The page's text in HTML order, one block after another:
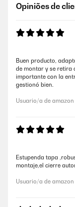
Opiniões de
Buen producto,
de montar y se retira
importante con la
gestionó bien.
Usuario/a de amazon
Estupenda tapa
montaje,el cierre
Usuario/a de amazon